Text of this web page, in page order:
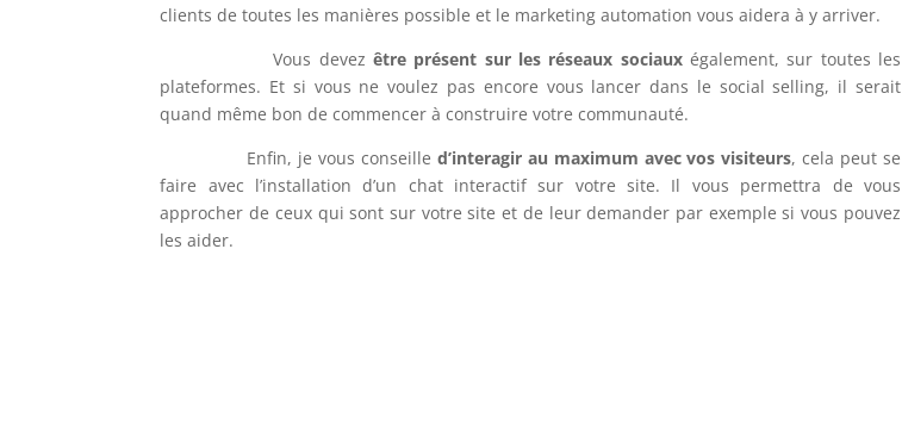
clients de toutes les manières possible et le marketing automation vous aidera à y arriver.
Vous devez être présent sur les réseaux sociauxégalement, sur toutes les
plateformes. Et si vous ne voulez pas encore vous lancer dans le social selling, il serait
quand même bon de commencer à construire votre communauté.
Enfin, je vous conseille d’interagir au maximum avec vos visiteurs, cela peut se
faire avec l’installation d’un chat interactif sur votre site. Il vous permettra de vous
approcher de ceux qui sont sur votre site et de leur demander par exemple si vous pouvez
les aider.